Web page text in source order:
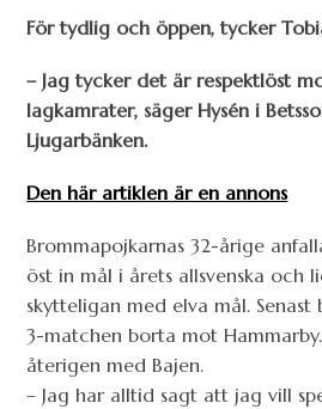
För tydlig och öppen, tycker
– Jag tycker det är respektlöst
lagkamrater, säger Hysén i
Ljugarbänken.
Den här artiklen är en annons
Brommapojkarnas 32-årige
öst in mål i årets allsvenska och
skytteligan med elva mål.
3-matchen borta mot
återigen med Bajen.
– Jag har alltid sagt att jag vill